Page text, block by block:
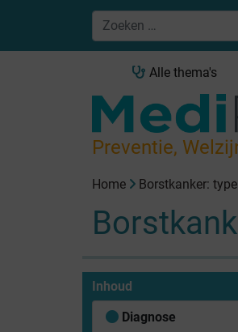
Alle thema's
Preventie,
Home Borstkanker:
Inhoud
Diagnose